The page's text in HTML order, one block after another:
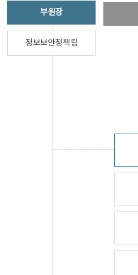
부원장
정보보안정책팀